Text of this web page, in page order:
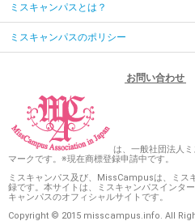
ミスキャンパスとは？
ミスキャンパスのポリシー
お問い合わせ
は、一般社団法人
マークです。※現在商標登録申請中です。
ミスキャンパス及び、MissCampusは、ミス
録です。本サイトは、ミスキャンパスインタ
キャンパスのオフィシャルサイトです。
Copyright © 2015 misscampus.info. All